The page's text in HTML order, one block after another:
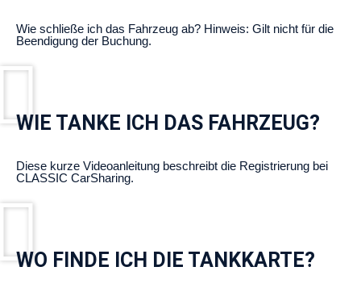
Wie schließe ich das Fahrzeug ab? Hinweis: Gilt nicht für die
Beendigung der Buchung.
WIE TANKE ICH DAS FAHRZEUG?
Diese kurze Videoanleitung beschreibt die Registrierung bei
CLASSIC CarSharing.
WO FINDE ICH DIE TANKKARTE?